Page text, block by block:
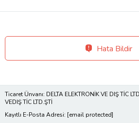
Hata Bildir
Ticaret Ünvanı: DELTA ELEKTRONİK VE DIŞ TİC
VEDIŞ TİC LTD.ŞTİ
Kayıtlı E-Posta Adresi: [email protected]